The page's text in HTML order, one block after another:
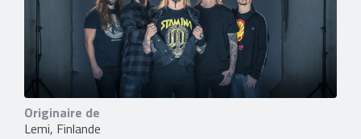
Originaire de
Lemi, Finlande